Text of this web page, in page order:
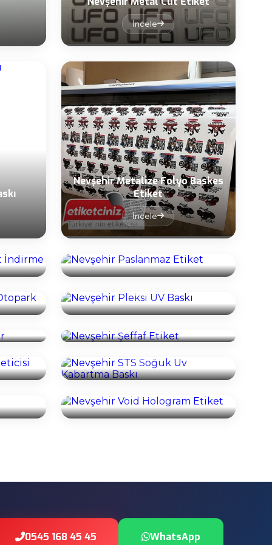
İncele
Nevşehir Metalize Folyo Baskes
Etiket
İncele
Nevşehir Paslanmaz Etiket
İncele
Nevşehir Pleksi UV Baskı
İncele
Nevşehir Şeffaf Etiket
Kabartma Baskı
İncele
Nevşehir Void Hologram Etiket
İncele
0545 168 45 45 WhatsApp